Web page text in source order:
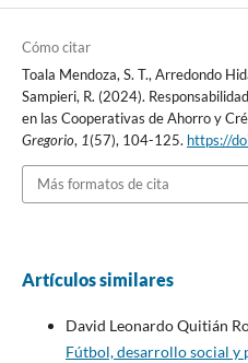
Cómo citar
Toala Mendoza, S. T., Arredondo
Sampieri, R. (2024).
en las Cooperativas de Ahorro y
Gregorio, 1(57), 104-125. https://
Más formatos de cita
Artículos similares
David Leonardo Quitián
Fútbol, desarrollo social y